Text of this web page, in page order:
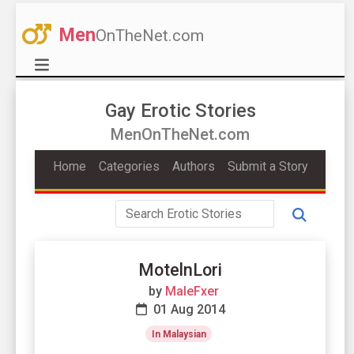
MenOnTheNet.com
Gay Erotic Stories
MenOnTheNet.com
Home Categories Authors Submit a Story
MotelnLori
by MaleFxer
01 Aug 2014
In Malaysian